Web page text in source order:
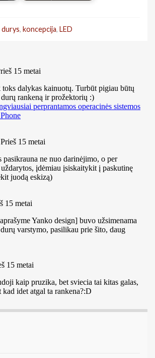
durys, koncepcija, LED